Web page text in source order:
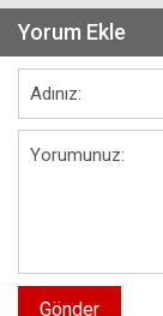
Yorum Ekle
Gönder